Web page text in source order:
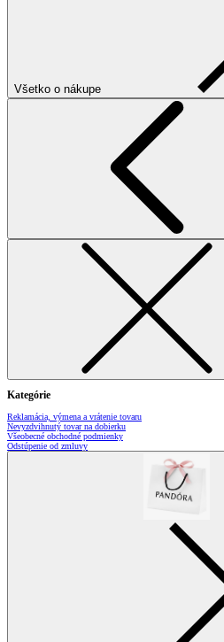
Všetko o nákupe
Kategórie
Reklamácia, výmena a vrátenie tovaru
Nevyzdvihnutý tovar na dobierku
Všeobecné obchodné podmienky
Odstúpenie od zmluvy